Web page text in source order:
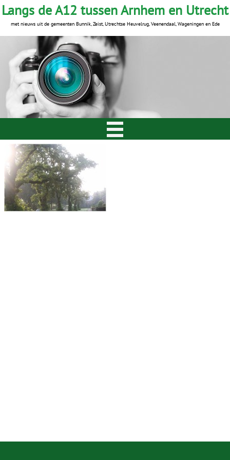
Langs de A12 tussen Arnhem en Utrecht
met nieuws uit de gemeenten Bunnik, Zeist, Utrechtse Heuvelrug, Veenendaal, Wageningen en Ede